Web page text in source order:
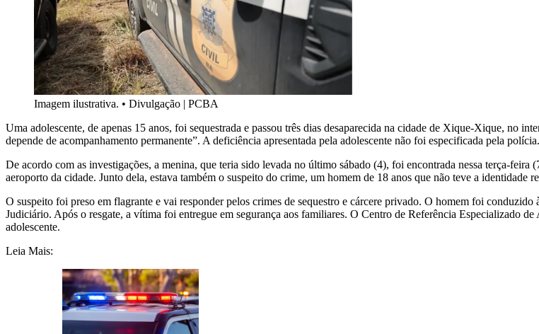
Imagem ilustrativa. • Divulgação | PCBA
Uma adolescente, de apenas 15 anos, foi sequestrada e passou três dias desaparecida na cidade de Xique-Xique, no
depende de acompanhamento permanente”. A deficiência apresentada pela adolescente não foi especificada pela polícia.
De acordo com as investigações, a menina, que teria sido levada no último sábado (4), foi encontrada nessa terça-
aeroporto da cidade. Junto dela, estava também o suspeito do crime, um homem de 18 anos que não teve a identidade
O suspeito foi preso em flagrante e vai responder pelos crimes de sequestro e cárcere privado. O homem foi
Judiciário. Após o resgate, a vítima foi entregue em segurança aos familiares. O Centro de Referência Especializado
adolescente.
Leia Mais: